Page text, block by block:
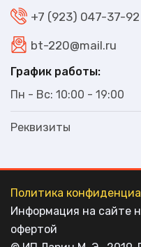
+7 (923) 047-37-92
bt-220@mail.ru
График работы:
Пн - Вс: 10:00 - 19:00
Реквизиты
Политика
Информация на сайте
офертой